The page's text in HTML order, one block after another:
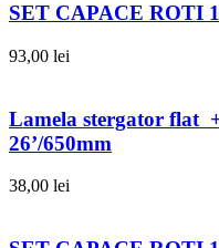
SET CAPACE ROTI
93,00 lei
Lamela stergator flat
26’/650mm
38,00 lei